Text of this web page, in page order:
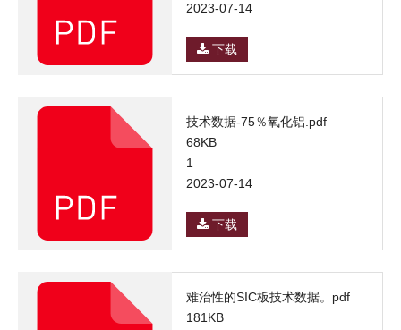
2023-07-14
下载
技术数据-75％氧化铝.pdf
68KB
1
2023-07-14
下载
难治性的SIC板技术数据。pdf
181KB